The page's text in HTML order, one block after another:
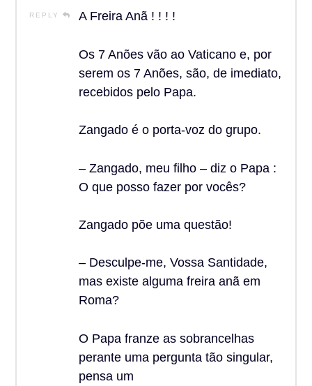
REPLY A Freira Anã ! ! ! !
Os 7 Anões vão ao Vaticano e, por
serem os 7 Anões, são, de imediato,
recebidos pelo Papa.
Zangado é o porta-voz do grupo.
– Zangado, meu filho – diz o Papa :
O que posso fazer por vocês?
Zangado põe uma questão!
– Desculpe-me, Vossa Santidade,
mas existe alguma freira anã em
Roma?
O Papa franze as sobrancelhas
perante uma pergunta tão singular,
pensa um